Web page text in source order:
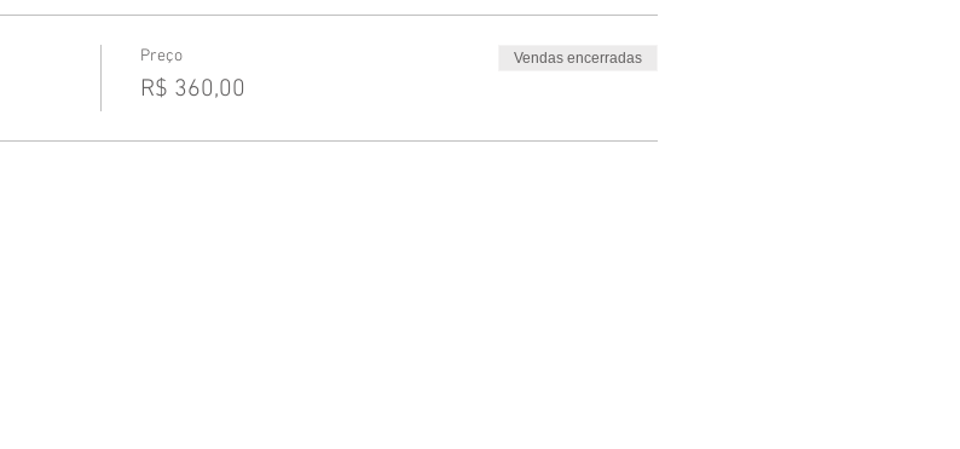
Preço
R$ 360,00
Vendas encerradas